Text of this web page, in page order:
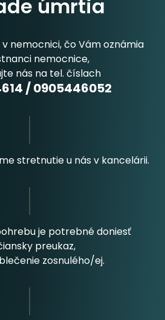
úmrtia
nemocnici, čo Vám oznámia
nemocnice,
nás na tel. číslach
/0905446052
stretnutie u nás v kancelárii.
je potrebné doniesť
preukaz,
zosnulého/ej.